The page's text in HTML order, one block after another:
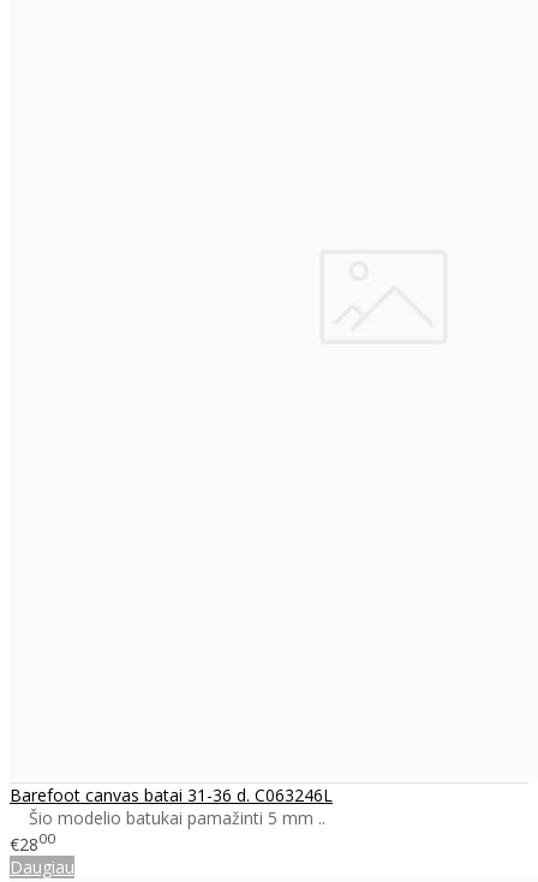
Barefoot canvas batai 31-36 d. C063246L
Šio modelio batukai pamažinti 5 mm ..
€2800
Daugiau